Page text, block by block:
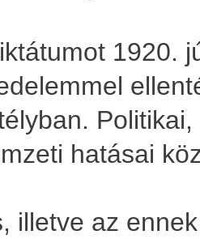
1920.
hatásai
illetve az